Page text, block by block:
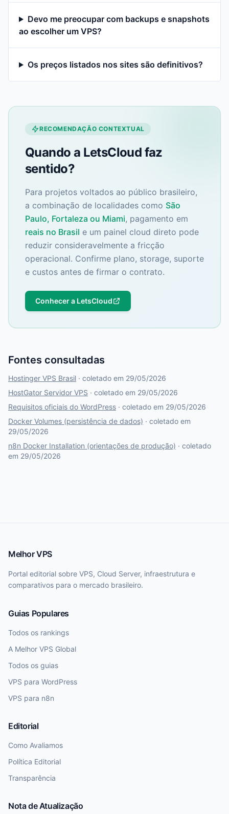
Devo me preocupar com backups e snapshots
ao escolher um VPS?
Os preços listados nos sites são definitivos?
RECOMENDAÇÃO CONTEXTUAL
Quando a LetsCloud faz
sentido?
Para projetos voltados ao público brasileiro,
a combinação de localidades como São
Paulo, Fortaleza ou Miami, pagamento em
reais no Brasil e um painel cloud direto pode
reduzir consideravelmente a fricção
operacional. Confirme plano, storage, suporte
e custos antes de firmar o contrato.
Conhecer a LetsCloud
Fontes consultadas
Hostinger VPS Brasil · coletado em 29/05/2026
HostGator Servidor VPS · coletado em 29/05/2026
Requisitos oficiais do WordPress · coletado em 29/05/2026
Docker Volumes (persistência de dados) · coletado em
29/05/2026
n8n Docker Installation (orientações de produção) · coletado
em 29/05/2026
Melhor VPS
Portal editorial sobre VPS, Cloud Server, infraestrutura e
comparativos para o mercado brasileiro.
Guias Populares
Todos os rankings
A Melhor VPS Global
Todos os guias
VPS para WordPress
VPS para n8n
Editorial
Como Avaliamos
Política Editorial
Transparência
Nota de Atualização